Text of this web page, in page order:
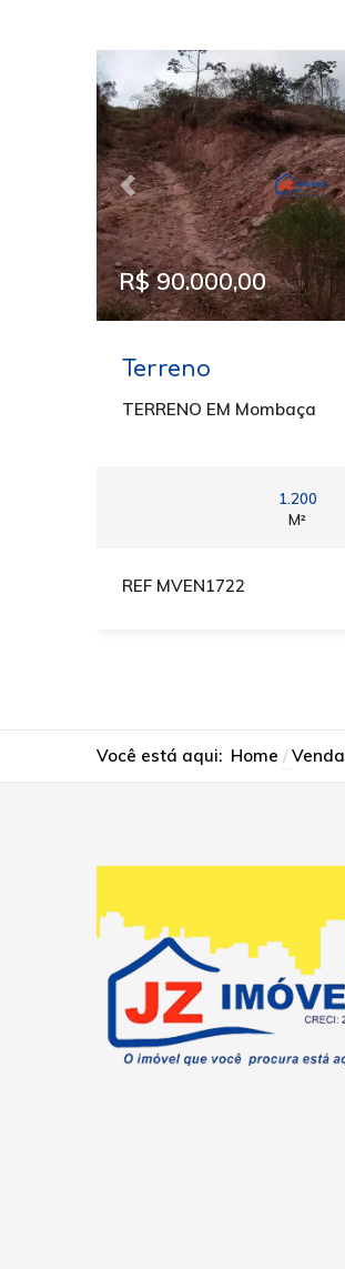
Previous
R$ 90.000,00
Terreno
TERRENO EM Mombaça
1.200
M²
REF MVEN1722
Você está aqui: Home Venda